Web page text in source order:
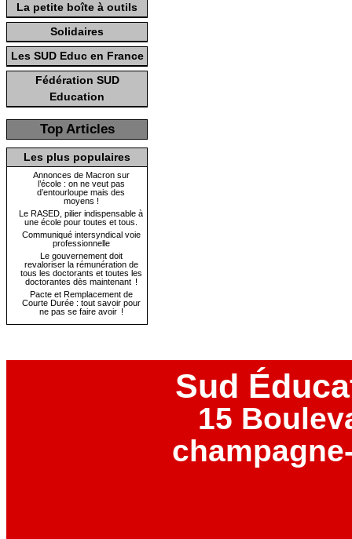
La petite boîte à outils
Solidaires
Les SUD Educ en France
Fédération SUD
Education
Top Articles
Les plus populaires
Annonces de Macron sur
l’école : on ne veut pas
d’entourloupe mais des
moyens !
Le RASED, pilier indispensable à
une école pour toutes et tous.
Communiqué intersyndical voie
professionnelle
Le gouvernement doit
revaloriser la rémunération de
tous les doctorants et toutes les
doctorantes dès maintenant !
Pacte et Remplacement de
Courte Durée : tout savoir pour
ne pas se faire avoir !
Sud
15